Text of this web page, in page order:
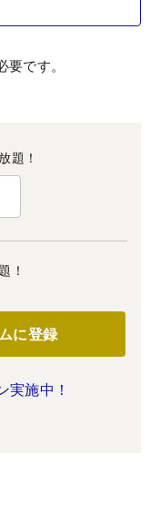
です。
題！
！
に登録
実施中！